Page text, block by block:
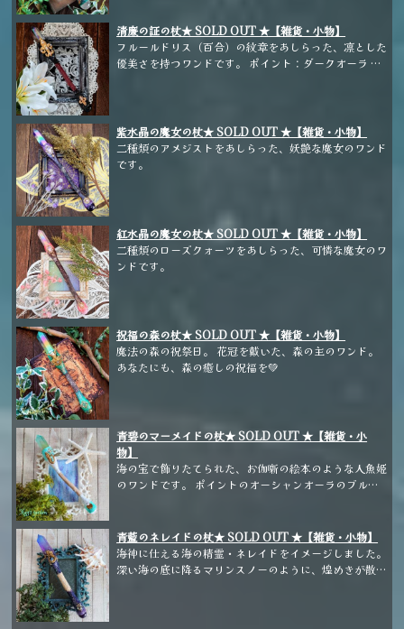
清廉の証の杖★ SOLD OUT ★【雑貨・小物】
フルールドリス（百合）の紋章をあしらった、凛とした
優美さを持つワンドです。 ポイント：ダークオーラ ス
紫水晶の魔女の杖★ SOLD OUT ★【雑貨・小物】
二種類のアメジストをあしらった、妖艶な魔女のワンド
です。
紅水晶の魔女の杖★ SOLD OUT ★【雑貨・小物】
二種類のローズクォーツをあしらった、可憐な魔女のワ
ンドです。
祝福の森の杖★ SOLD OUT ★【雑貨・小物】
魔法の森の祝祭日。 花冠を戴いた、森の主のワンド。
あなたにも、森の癒しの祝福を💚
青碧のマーメイドの杖★ SOLD OUT ★【雑貨・小
物】
海の宝で飾りたてられた、お伽噺の絵本のような人魚姫
のワンドです。 ポイントのオーシャンオーラのブルー
青藍のネレイドの杖★ SOLD OUT ★【雑貨・小物】
海神に仕える海の精霊・ネレイドをイメージしました。
深い海の底に降るマリンスノーのように、煌めきが散り